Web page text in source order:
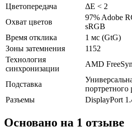
Цветопередача
ΔE < 2
Охват цветов
97% Adobe
sRGB
Время отклика
1 мс (GtG)
Зоны затемнения
1152
Технология
синхронизации
AMD
Подставка
портретного
Разъемы
DisplayPort
Основано на 1 отзыве